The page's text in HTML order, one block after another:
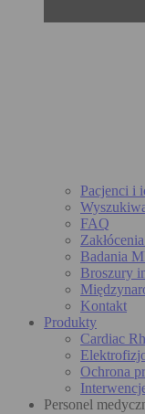
Pacjenci i
FAQ
Badania
Broszury
Kontakt
Produkty
Cardiac
Ochrona
Personel